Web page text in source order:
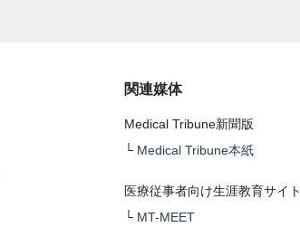
関連媒体
Medical Tribune新聞版
└ Medical Tribune本紙
医療従事者向け生涯教育サイト
└ MT-MEET